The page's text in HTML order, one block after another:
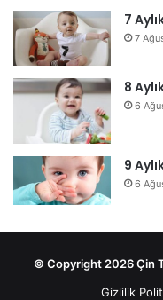
7
7
8
6
9
6
© Copyright 2026 Çin
Gizlilik